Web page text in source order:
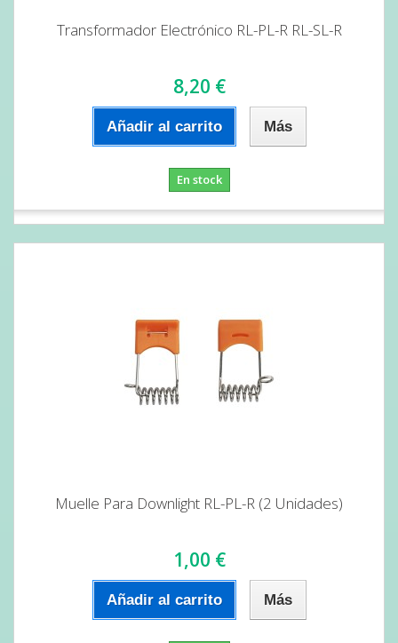
Transformador Electrónico RL-PL-R RL-SL-R
8,20 €
Añadir al carrito Más
En stock
Muelle Para Downlight RL-PL-R (2 Unidades)
1,00 €
Añadir al carrito Más